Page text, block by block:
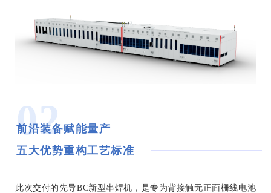
02
前沿装备赋能量产
五大优势重构工艺标准
此次交付的先导BC新型串焊机，是专为背接触无正面栅线电池